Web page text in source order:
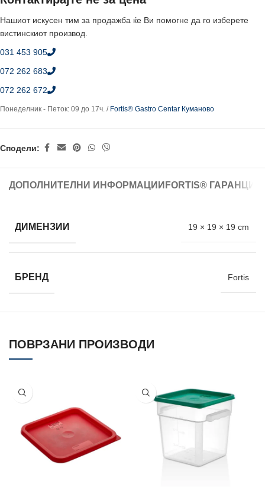
Нашиот искусен тим за продажба ќе Ви помогне да го изберете
вистинскиот производ.
031 453 905
072 262 683
072 262 672
Понеделник - Петок: 09 до 17ч. / Fortis® Gastro Centar Куманово
Сподели:
ДОПОЛНИТЕЛНИ ИНФОРМАЦИИ FORTIS®
ДИМЕНЗИИ 19 × 19 × 19 cm
БРЕНД Fortis
ПОВРЗАНИ ПРОИЗВОДИ